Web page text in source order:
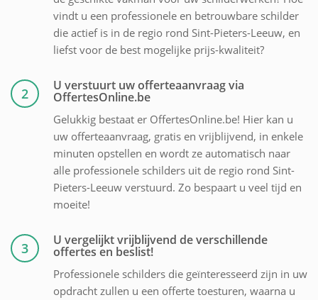
vindt u een professionele en betrouwbare schilder
die actief is in de regio rond Sint-Pieters-Leeuw, en
liefst voor de best mogelijke prijs-kwaliteit?
2 U verstuurt uw offerteaanvraag via
OffertesOnline.be
Gelukkig bestaat er OffertesOnline.be! Hier kan u
uw offerteaanvraag, gratis en vrijblijvend, in enkele
minuten opstellen en wordt ze automatisch naar
alle professionele schilders uit de regio rond Sint-
Pieters-Leeuw verstuurd. Zo bespaart u veel tijd en
moeite!
3 U vergelijkt vrijblijvend de verschillende
offertes en beslist!
Professionele schilders die geïnteresseerd zijn in uw
opdracht zullen u een offerte toesturen, waarna u